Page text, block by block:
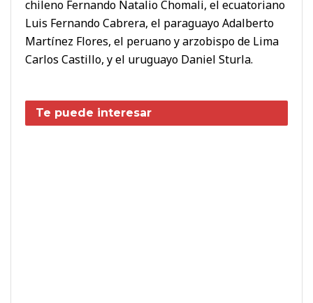
chileno Fernando Natalio Chomali, el ecuatoriano
Luis Fernando Cabrera, el paraguayo Adalberto
Martínez Flores, el peruano y arzobispo de Lima
Carlos Castillo, y el uruguayo Daniel Sturla.
Te puede interesar